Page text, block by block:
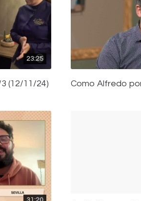
23:25
(12/11/24) Como Alfredo